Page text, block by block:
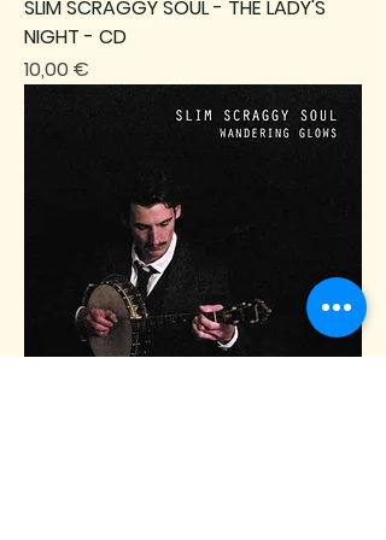
SLIM SCRAGGY SOUL - THE LADY'S
NIGHT - CD
Prix
10,00 €